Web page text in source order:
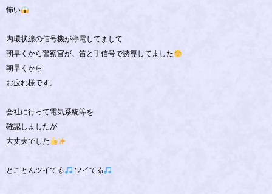
怖い
内環状線の信号機が停電してまして
朝早くから警察官が、笛と手信号で誘導してました
朝早くから
お疲れ様です。
会社に行って電気系統等を
確認しましたが
大丈夫でした
とことんツイてる ツイてる